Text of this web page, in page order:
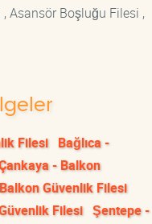
Asansör Boşluğu Filesi ,
Filesi Bağlıca -
- Balkon
Güvenlik Filesi
Filesi Şentepe -